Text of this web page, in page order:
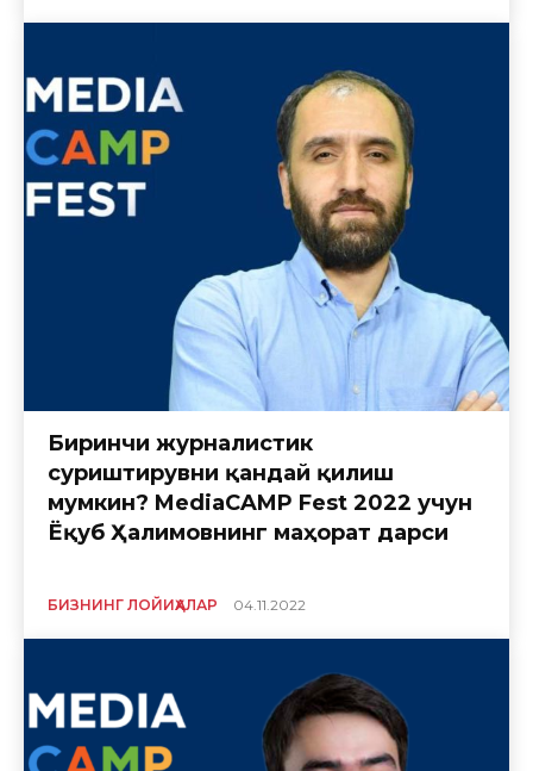
Биринчи журналистик
суриштирувни қандай қилиш
мумкин? MediaCAMP Fest 2022 учун
Ёқуб Ҳалимовнинг маҳорат дарси
БИЗНИНГ ЛОЙИҲАЛАР 04.11.2022